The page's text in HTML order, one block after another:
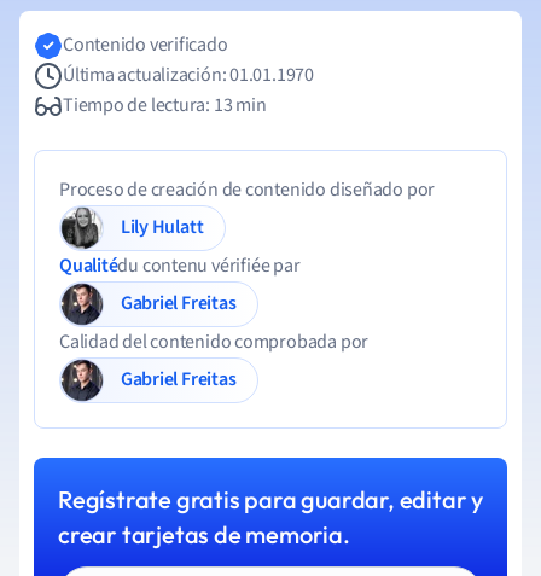
Contenido verificado
Última actualización: 01.01.1970
Tiempo de lectura: 13 min
Proceso de creación de contenido diseñado por
Lily Hulatt
Qualitédu contenu vérifiée par
Gabriel Freitas
Calidad del contenido comprobada por
Gabriel Freitas
Regístrate gratis para guardar, editar y
crear tarjetas de memoria.